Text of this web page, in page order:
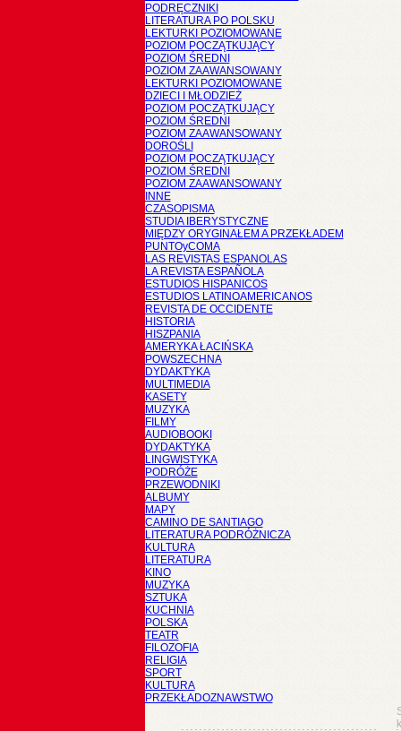
PODRĘCZNIKI
LITERATURA PO POLSKU
LEKTURKI POZIOMOWANE
POZIOM POCZĄTKUJĄCY
POZIOM ŚREDNI
POZIOM ZAAWANSOWANY
LEKTURKI POZIOMOWANE
DZIECI I MŁODZIEŻ
POZIOM POCZĄTKUJĄCY
POZIOM ŚREDNI
POZIOM ZAAWANSOWANY
DOROŚLI
POZIOM POCZĄTKUJĄCY
POZIOM ŚREDNI
POZIOM ZAAWANSOWANY
INNE
CZASOPISMA
STUDIA IBERYSTYCZNE
MIĘDZY ORYGINAŁEM A PRZEKŁADEM
PUNTOyCOMA
LAS REVISTAS ESPANOLAS
LA REVISTA ESPAÑOLA
ESTUDIOS HISPANICOS
ESTUDIOS LATINOAMERICANOS
REVISTA DE OCCIDENTE
HISTORIA
HISZPANIA
AMERYKA ŁACIŃSKA
POWSZECHNA
DYDAKTYKA
MULTIMEDIA
KASETY
MUZYKA
FILMY
AUDIOBOOKI
DYDAKTYKA
LINGWISTYKA
PODRÓŻE
PRZEWODNIKI
ALBUMY
MAPY
CAMINO DE SANTIAGO
LITERATURA PODRÓŻNICZA
KULTURA
LITERATURA
KINO
MUZYKA
SZTUKA
KUCHNIA
POLSKA
TEATR
FILOZOFIA
RELIGIA
SPORT
KULTURA
PRZEKŁADOZNAWSTWO